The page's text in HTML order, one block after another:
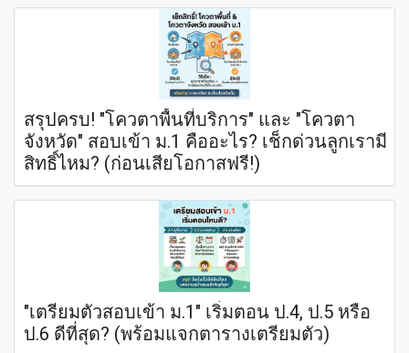
สรุปครบ! "โควตาพื้นที่บริการ" และ "โควตา
จังหวัด" สอบเข้า ม.1 คืออะไร? เช็กด่วนลูกเรามี
สิทธิ์ไหม? (ก่อนเสียโอกาสฟรี!)
"เตรียมตัวสอบเข้า ม.1" เริ่มตอน ป.4, ป.5 หรือ
ป.6 ดีที่สุด? (พร้อมแจกตารางเตรียมตัว)